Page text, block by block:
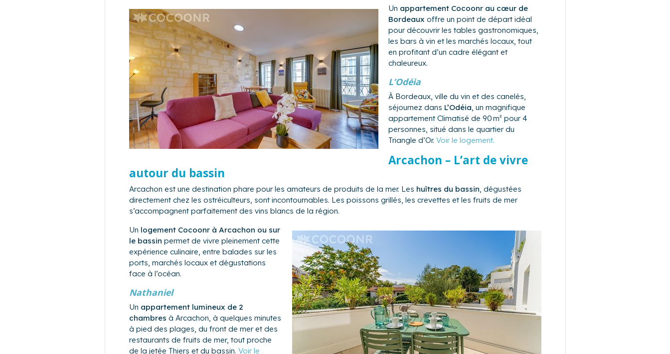
Un appartement Cocoonr au cœur de
Bordeaux offre un point de départ idéal
pour découvrir les tables gastronomiques,
les bars à vin et les marchés locaux, tout
en profitant d’un cadre élégant et
chaleureux.
L’Odéia
À Bordeaux, ville du vin et des canelés,
séjournez dans L’Odéia , un magnifique
appartement Climatisé de 90 m² pour 4
personnes, situé dans le quartier du
Triangle d’Or. Voir le logement.
Arcachon – L’art de vivre
autour du bassin
Arcachon est une destination phare pour les amateurs de produits de la mer. Les huîtres du bassin , dégustées
directement chez les ostréiculteurs, sont incontournables. Les poissons grillés, les crevettes et les fruits de mer
s’accompagnent parfaitement des vins blancs de la région.
Un logement Cocoonr à Arcachon ou sur
le bassin permet de vivre pleinement cette
expérience culinaire, entre balades sur les
ports, marchés locaux et dégustations
face à l’océan.
Nathaniel
Un appartement lumineux de 2
chambres à Arcachon, à quelques minutes
à pied des plages, du front de mer et des
restaurants de fruits de mer, tout proche
de la jetée Thiers et du bassin. Voir le